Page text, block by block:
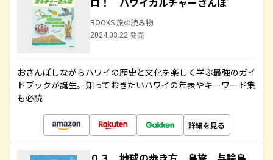
BOOKS 旅の読み物
2024.03.22 発売
おさんぽしながらハワイの歴史と文化を楽しく学ぶ最強のガイ
ドブックが誕生。知っておきたいハワイの年表やキーワード集
も必読
詳細を見る